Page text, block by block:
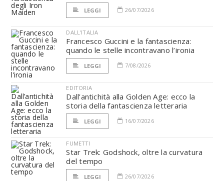
LEGGI 26/07/2026
DALL'ITALIA
Francesco Guccini e la fantascienza:
quando le stelle incontravano l’ironia
LEGGI 7/08/2026
EDITORIA
Dall’antichità alla Golden Age: ecco la
storia della fantascienza letteraria
LEGGI 16/07/2026
FUMETTI
Star Trek: Godshock, oltre la curvatura
del tempo
LEGGI 26/07/2026